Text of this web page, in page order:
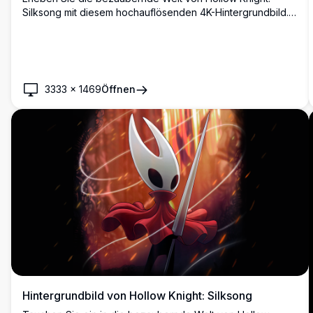
Silksong mit diesem hochauflösenden 4K-Hintergrundbild.
3333 × 1469Öffnen
Hintergrundbild von Hollow Knight: Silksong